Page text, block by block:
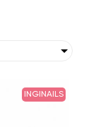
INGINAILS